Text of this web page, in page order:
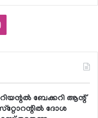
Instagram
ബേക്കറി ആന്റ്
ദോശ